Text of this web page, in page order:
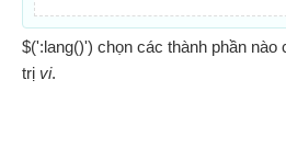
$(':lang()') chọn các thành phần nào
trị vi.